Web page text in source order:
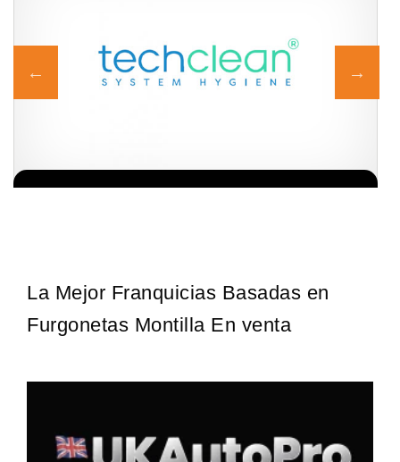
La Mejor Franquicias Basadas en
Furgonetas Montilla En venta